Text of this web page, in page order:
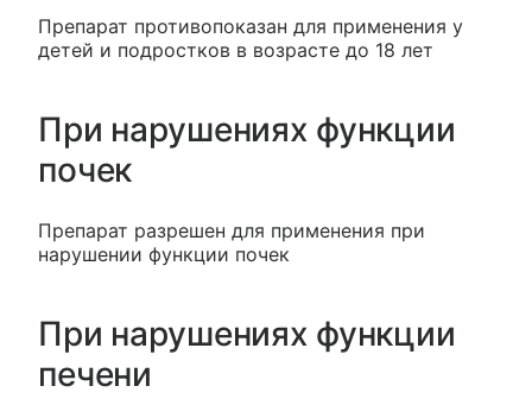
Препарат противопоказан для применения у
детей и подростков в возрасте до 18 лет
При нарушениях функции
почек
Препарат разрешен для применения при
нарушении функции почек
При нарушениях функции
печени